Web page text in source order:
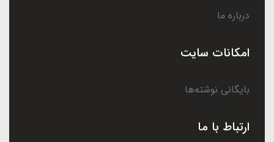
درباره ما
امکانات سایت
بایگانی نوشته‌ها
ارتباط با ما